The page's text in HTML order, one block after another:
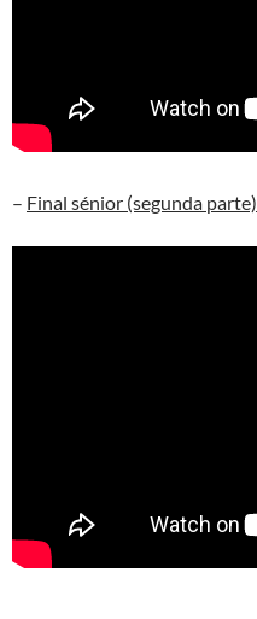
– Final sénior (segunda parte)